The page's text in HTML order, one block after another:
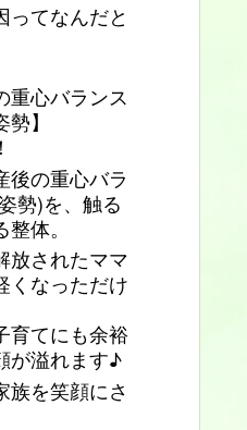
ってなんだと
心バランス
】
後の重心バラ
勢)を、触る
体。
放されたママ
くなっただけ
育てにも余裕
が溢れます♪
族を笑顔にさ